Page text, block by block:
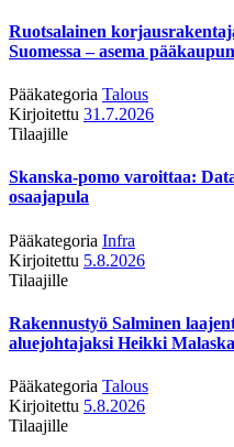
Ruotsalainen
Suomessa – asema
Pääkategoria Talous
Kirjoitettu 31.7.2026
Tilaajille
Skanska-pomo varoittaa:
osaajapula
Pääkategoria Infra
Kirjoitettu 5.8.2026
Tilaajille
Rakennustyö Salminen
aluejohtajaksi Heikki Malaska
Pääkategoria Talous
Kirjoitettu 5.8.2026
Tilaajille